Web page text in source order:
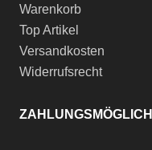
Warenkorb
Top Artikel
Versandkosten
Widerrufsrecht